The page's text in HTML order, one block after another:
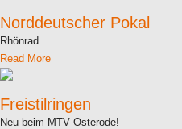
Norddeutscher Pokal
Rhönrad
Read More
Freistilringen
Neu beim MTV Osterode!